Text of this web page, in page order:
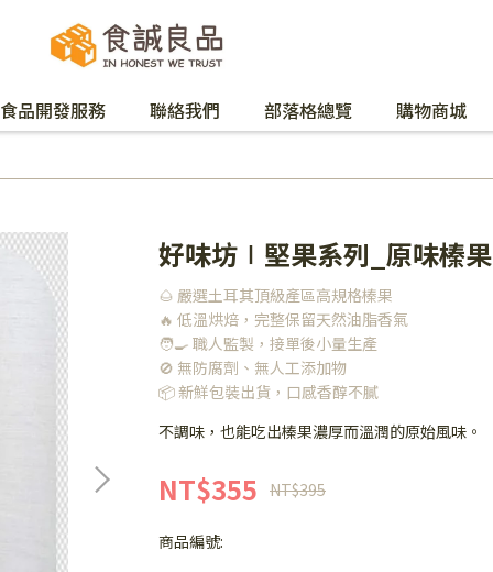
食品開發服務 聯絡我們 部落格總覽 購物商城
好味坊∣堅果系列_原味榛果
🌰 嚴選土耳其頂級產區高規格榛果
🔥 低溫烘焙，完整保留天然油脂香氣
🧑‍🍳 職人監製，接單後小量生產
🚫 無防腐劑、無人工添加物
📦 新鮮包裝出貨，口感香醇不膩
不調味，也能吃出榛果濃厚而溫潤的原始風味。
NT$355 NT$395
商品編號: